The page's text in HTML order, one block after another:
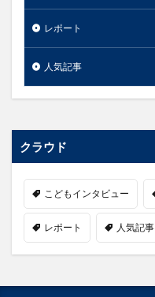
レポート
人気記事
クラウド
こどもインタビュー
レポート 人気記事